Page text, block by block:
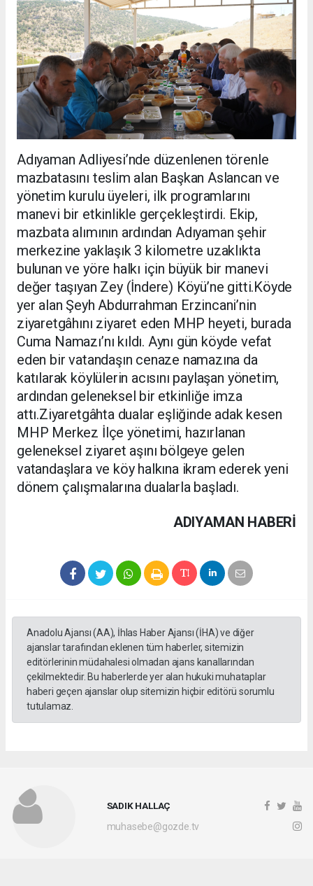
Adıyaman Adliyesi’nde düzenlenen törenle
mazbatasını teslim alan Başkan Aslancan ve
yönetim kurulu üyeleri, ilk programlarını
manevi bir etkinlikle gerçekleştirdi. Ekip,
mazbata alımının ardından Adıyaman şehir
merkezine yaklaşık 3 kilometre uzaklıkta
bulunan ve yöre halkı için büyük bir manevi
değer taşıyan Zey (İndere) Köyü’ne gitti.Köyde
yer alan Şeyh Abdurrahman Erzincani’nin
ziyaretgâhını ziyaret eden MHP heyeti, burada
Cuma Namazı’nı kıldı. Aynı gün köyde vefat
eden bir vatandaşın cenaze namazına da
katılarak köylülerin acısını paylaşan yönetim,
ardından geleneksel bir etkinliğe imza
attı.Ziyaretgâhta dualar eşliğinde adak kesen
MHP Merkez İlçe yönetimi, hazırlanan
geleneksel ziyaret aşını bölgeye gelen
vatandaşlara ve köy halkına ikram ederek yeni
dönem çalışmalarına dualarla başladı.
ADIYAMAN HABERİ
Anadolu Ajansı (AA), İhlas Haber Ajansı (İHA) ve diğer
ajanslar tarafından eklenen tüm haberler, sitemizin
editörlerinin müdahalesi olmadan ajans kanallarından
çekilmektedir. Bu haberlerde yer alan hukuki muhataplar
haberi geçen ajanslar olup sitemizin hiçbir editörü sorumlu
tutulamaz.
SADIK HALLAÇ
muhasebe@gozde.tv